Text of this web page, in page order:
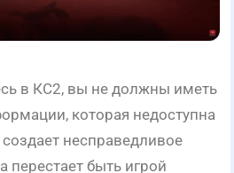
в КС2, вы не должны иметь
которая недоступна
несправедливое
перестает быть игрой